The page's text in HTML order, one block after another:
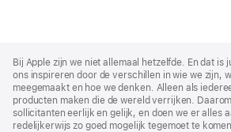
Footer
Bij Apple zijn we niet allemaal hetzelfde. En dat is
ons inspireren door de verschillen in wie we zijn,
meegemaakt en hoe we denken. Alleen als
producten maken die de wereld verrijken.
sollicitanten eerlijk en gelijk, en doen we er alles
redelijkerwijs zo goed mogelijk tegemoet te